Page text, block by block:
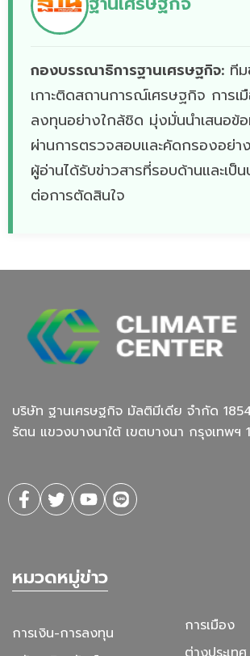
กองบรรณาธิการฐานเศรษฐกิจ: ที
เกาะติดสถานการณ์เศรษฐกิจ การเ
ลงทุนอย่างใกล้ชิด มุ่งมั่นนำเสนอข้
ผ่านการตรวจสอบและคัดกรองอย่า
ผู้อ่านได้รับข่าวสารที่รอบด้านและเป็
ต่อการตัดสินใจ
บริษัท ฐานเศรษฐกิจ มัลติมีเดีย จํากัด
รัตน แขวงบางนาใต้ เขตบางนา กรุงเทพฯ
หมวดหมู่ข่าว
การเงิน-การลงทุน
การเมือง